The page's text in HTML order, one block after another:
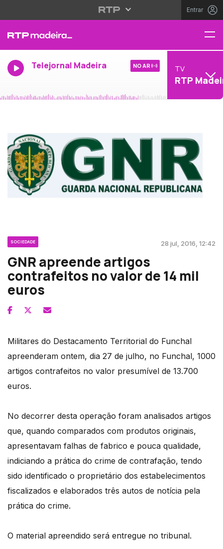
Entrar
Telejornal Madeira NO AR TV
RTP
SOCIEDADE 28 jul, 2016, 12:42
GNR apreende artigos
contrafeitos no valor de 14 mil
euros
Militares do Destacamento Territorial do Funchal
apreenderam ontem, dia 27 de julho, no Funchal, 1000
artigos contrafeitos no valor presumível de 13.700
euros.
No decorrer desta operação foram analisados artigos
que, quando comparados com produtos originais,
apresentavam falhas de fabrico e pouca qualidade,
indiciando a prática do crime de contrafação, tendo
sido identificado o proprietário dos estabelecimentos
fiscalizados e elaborados três autos de notícia pela
prática do crime.
O material apreendido será entregue no tribunal.